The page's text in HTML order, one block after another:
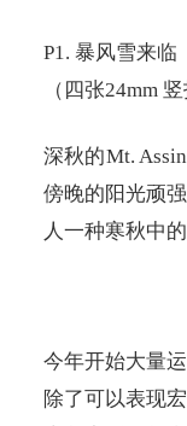
P1. 暴风雪来临
（四张24mm 竖
深秋的Mt.
傍晚的阳光顽
人一种寒秋中
今年开始大量
除了可以表现